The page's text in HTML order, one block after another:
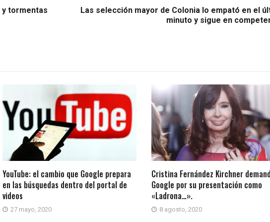
y tormentas
Las selección mayor de Colonia lo empató en el
minuto y sigue en
YouTube: el cambio que Google prepara
en las búsquedas dentro del portal de
videos
27 mayo, 2020
Cristina Fernández Kirchner
Google por su presentación como
«Ladrona…».
8 agosto, 2020